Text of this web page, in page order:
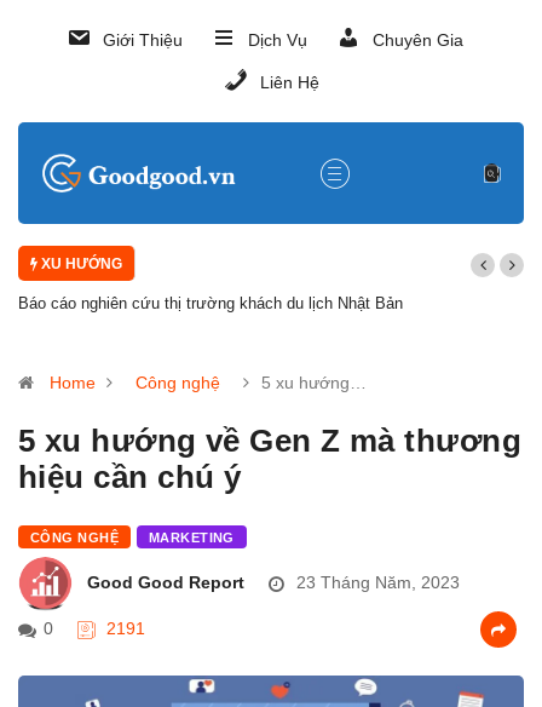
Giới Thiệu Dịch Vụ Chuyên Gia
Liên Hệ
XU HƯỚNG
Báo cáo nghiên cứu thị trường khách du lịch Nhật Bản
Home Công nghệ 5 xu hướng…
5 xu hướng về Gen Z mà thương
hiệu cần chú ý
CÔNG NGHỆ MARKETING
Good Good Report 23 Tháng Năm, 2023
0 2191